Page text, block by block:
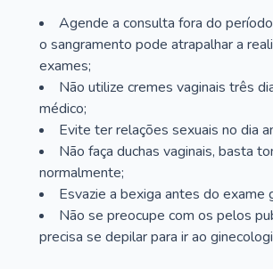
Agende a consulta fora do
o sangramento pode atrapalhar a
exames;
Não utilize cremes vaginais três
médico;
Evite ter relações sexuais no dia
Não faça duchas vaginais, basta
normalmente;
Esvazie a bexiga antes do exame
Não se preocupe com os pelos
precisa se depilar para ir ao